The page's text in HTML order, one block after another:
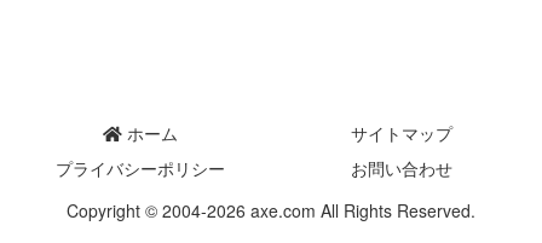
ホーム
サイトマップ
プライバシーポリシー
お問い合わせ
Copyright © 2004-2026 axe.com All Rights Reserved.